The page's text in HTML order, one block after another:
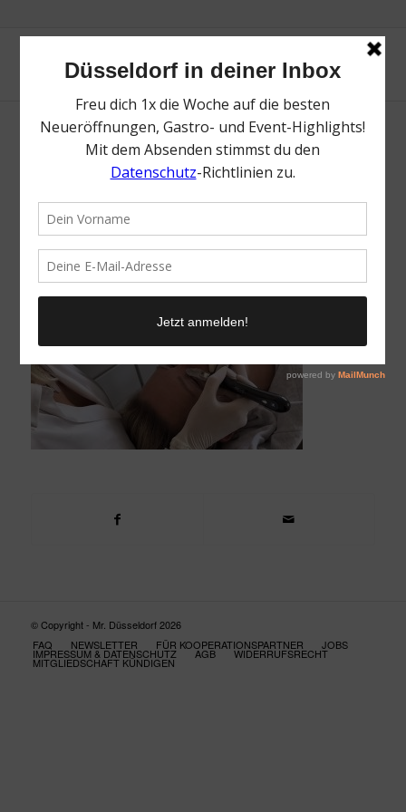
CCbeauty Kartenvorteil
20. Oktober 2025 /
© Copyright - Mr. Düsseldorf 2026
FAQ
NEWSLETTER FÜR KOOPERATIONSPARTNER JOBS
IMPRESSUM & DATENSCHUTZ AGB WIDERRUFSRECHT
MITGLIEDSCHAFT KÜNDIGEN